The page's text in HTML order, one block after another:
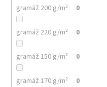
gramáž 200 g/m² 0
gramáž 220 g/m² 0
gramáž 150 g/m² 0
gramáž 170 g/m² 0
STŘIH,
150
140
Kč